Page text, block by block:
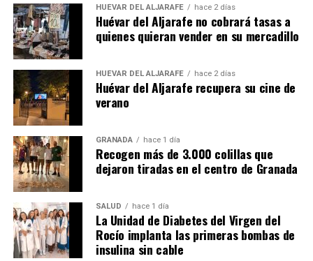
HUÉVAR DEL ALJARAFE hace 2 días
Huévar del Aljarafe no cobrará tasas a
quienes quieran vender en su mercadillo
HUÉVAR DEL ALJARAFE hace 2 días
Huévar del Aljarafe recupera su cine de
verano
GRANADA hace 1 día
Recogen más de 3.000 colillas que
dejaron tiradas en el centro de Granada
SALUD hace 1 día
La Unidad de Diabetes del Virgen del
Rocío implanta las primeras bombas de
insulina sin cable